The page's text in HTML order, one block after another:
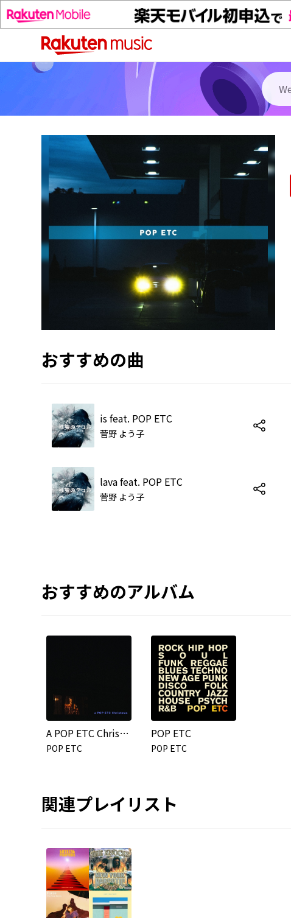
おすすめの曲
is feat. POP ETC
菅野 よう子
lava feat. POP ETC
菅野 よう子
おすすめのアルバム
A POP ETC Christmas
POP ETC
POP ETC
POP ETC
関連プレイリスト